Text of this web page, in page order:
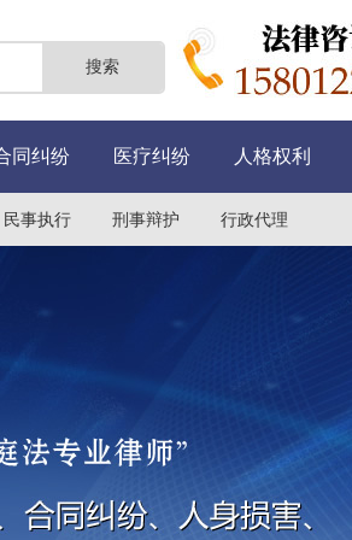
同纠纷 医疗纠纷 人格权利
民事执行 刑事辩护 行政代理